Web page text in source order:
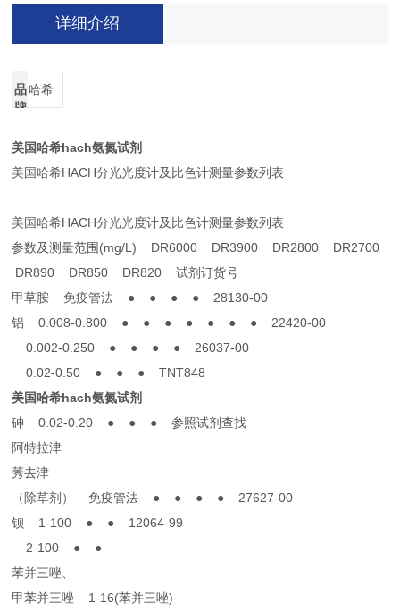
详细介绍
品
牌
哈希
美国哈希hach氨氮试剂
美国哈希HACH分光光度计及比色计测量参数列表
美国哈希HACH分光光度计及比色计测量参数列表
参数及测量范围(mg/L) DR6000 DR3900 DR2800 DR2700
DR890 DR850 DR820 试剂订货号
甲草胺 免疫管法 ● ● ● ● 28130-00
铝 0.008-0.800 ● ● ● ● ● ● ● 22420-00
0.002-0.250 ● ● ● ● 26037-00
0.02-0.50 ● ● ● TNT848
美国哈希hach氨氮试剂
砷 0.02-0.20 ● ● ● 参照试剂查找
阿特拉津
莠去津
（除草剂） 免疫管法 ● ● ● ● 27627-00
钡 1-100 ● ● 12064-99
2-100 ● ●
苯并三唑、
甲苯并三唑 1-16(苯并三唑)